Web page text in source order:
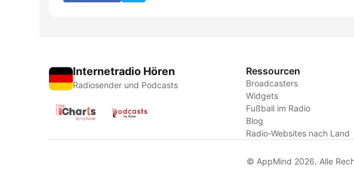
Internetradio Hören
Radiosender und Podcasts
Ressourcen
Broadcasters
Widgets
Fußball im Radio
Blog
Radio-Websites nach Land
© AppMind 2026. Alle